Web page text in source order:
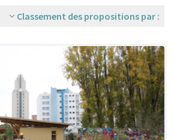
Classement des propositions par :